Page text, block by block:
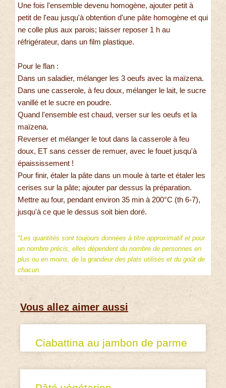
Une fois l'ensemble devenu homogène, ajouter petit à
petit de l'eau jusqu'à obtention d'une pâte homogène et qui
ne colle plus aux parois; laisser reposer 1 h au
réfrigérateur, dans un film plastique.
Pour le flan :
Dans un saladier, mélanger les 3 oeufs avec la maïzena.
Dans une casserole, à feu doux, mélanger le lait, le sucre
vanillé et le sucre en poudre.
Quand l'ensemble est chaud, verser sur les oeufs et la
maïzena.
Reverser et mélanger le tout dans la casserole à feu
doux, ET sans cesser de remuer, avec le fouet jusqu'à
épaississement !
Pour finir, étaler la pâte dans un moule à tarte et étaler les
cerises sur la pâte; ajouter par dessus la préparation.
Mettre au four, pendant environ 35 min à 200°C (th 6-7),
jusqu'à ce que le dessus soit bien doré.
*Les quantités sont toujours données à titre approximatif et pour
un nombre précis, elles dépendent du nombre de personnes en
plus ou en moins, de la grandeur des plats utilisés et du goût de
chacun.
Vous allez aimer aussi
Ciabattina au jambon de parme